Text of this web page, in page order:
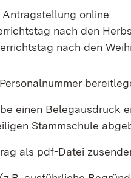
online
nach den
nach den
einen Belegausdruck
Stammschule
als pdf-Datei